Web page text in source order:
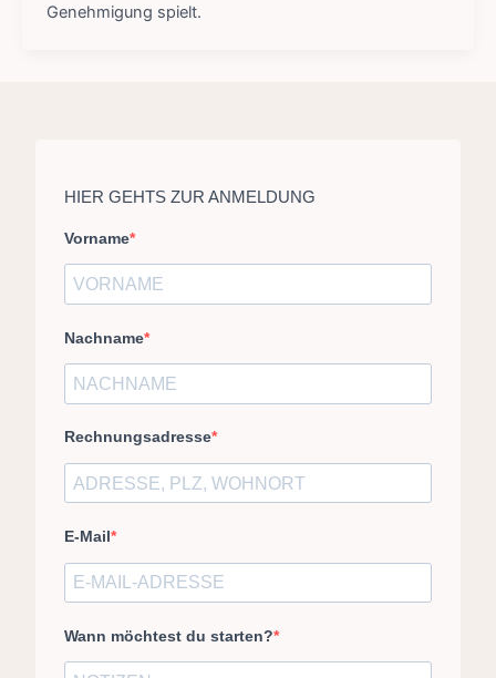
Genehmigung spielt.
HIER GEHTS ZUR ANMELDUNG
Vorname
Nachname
Rechnungsadresse
E-Mail
Wann möchtest du starten?